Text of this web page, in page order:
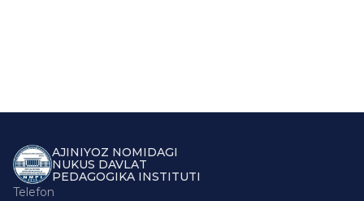
AJINIYOZ NOMIDAGI
NUKUS DAVLAT
PEDAGOGIKA INSTITUTI
Telefon